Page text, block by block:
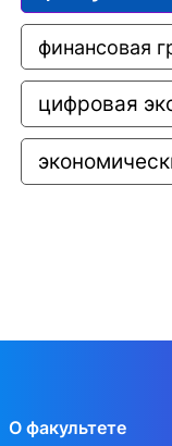
финансовая
цифровая
О факультете